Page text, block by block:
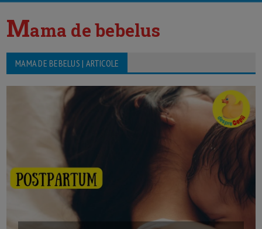
Mama de bebelus
MAMA DE BEBELUS | ARTICOLE